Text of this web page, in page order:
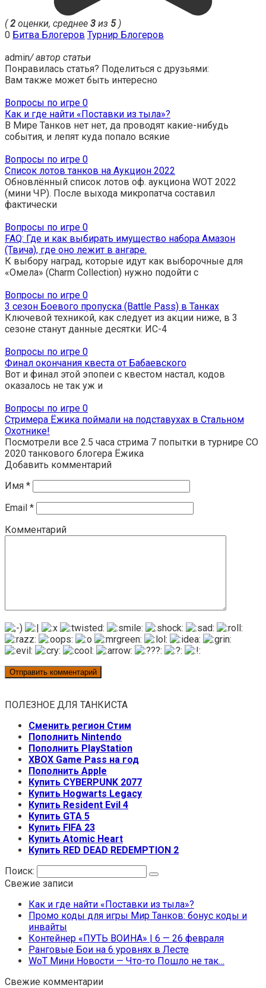
(2 оценки, среднее 3 из 5)
0 Битва Блогеров Турнир Блогеров
admin/ автор статьи
Понравилась статья? Поделиться с друзьями:
Вам также может быть интересно
Вопросы по игре 0
Как и где найти «Поставки из тыла»?
В Мире Танков нет нет, да проводят какие-нибудь
события, и лепят куда попало всякие
Вопросы по игре 0
Список лотов танков на Аукцион 2022
Обновлённый список лотов оф. аукциона WOT 2022
(мини ЧР). После выхода микропатча составил
фактически
Вопросы по игре 0
FAQ: Где и как выбирать имущество набора Амазон
(Твича), где оно лежит в ангаре.
К выбору наград, которые идут как выборочные для
«Омела» (Charm Collection) нужно подойти с
Вопросы по игре 0
3 сезон Боевого пропуска (Battle Pass) в Танках
Ключевой техникой, как следует из акции ниже, в 3
сезоне станут данные десятки: ИС-4
Вопросы по игре 0
Финал окончания квеста от Бабаевского
Вот и финал этой эпопеи с квестом настал, кодов
оказалось не так уж и
Вопросы по игре 0
Стримера Ёжика поймали на подставухах в Стальном
Охотнике!
Посмотрели все 2.5 часа стрима 7 попытки в турнире СО
2020 танкового блогера Ёжика
Добавить комментарий
Имя *
Email *
Комментарий
ПОЛЕЗНОЕ ДЛЯ ТАНКИСТА
Сменить регион Стим
Пополнить Nintendo
Пополнить PlayStation
XBOX Game Pass на год
Пополнить Apple
Купить CYBERPUNK 2077
Купить Hogwarts Legacy
Купить Resident Evil 4
Купить GTA 5
Купить FIFA 23
Купить Atomic Heart
Купить RED DEAD REDEMPTION 2
Поиск:
Свежие записи
Как и где найти «Поставки из тыла»?
Промо коды для игры Мир Танков: бонус коды и
инвайты
Контейнер «ПУТЬ ВОИНА» | 6 — 26 февраля
Ранговые Бои на 6 уровнях в Лесте
WoT Мини Новости — Что-то Пошло не так…
Свежие комментарии